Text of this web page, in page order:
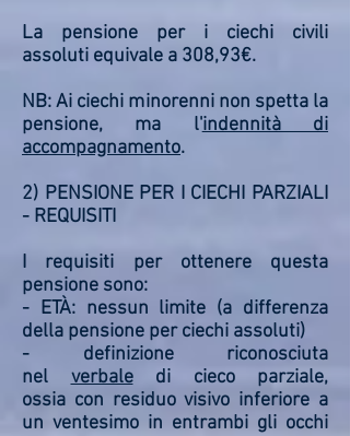
La pensione per i ciechi civili
assoluti equivale a 308,93€.
NB: Ai ciechi minorenni non spetta la
pensione, ma l'indennità di
accompagnamento.
2) PENSIONE PER I CIECHI PARZIALI
- REQUISITI
I requisiti per ottenere questa
pensione sono:
- ETÀ: nessun limite (a differenza
della pensione per ciechi assoluti)
- definizione riconosciuta
nel verbaledi cieco parziale,
ossia con residuo visivo inferiore a
un ventesimo in entrambi gli occhi